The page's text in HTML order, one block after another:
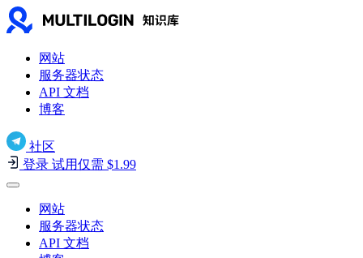
网站
服务器状态
API 文档
博客
社区
登录 试用仅需 $1.99
网站
服务器状态
API 文档